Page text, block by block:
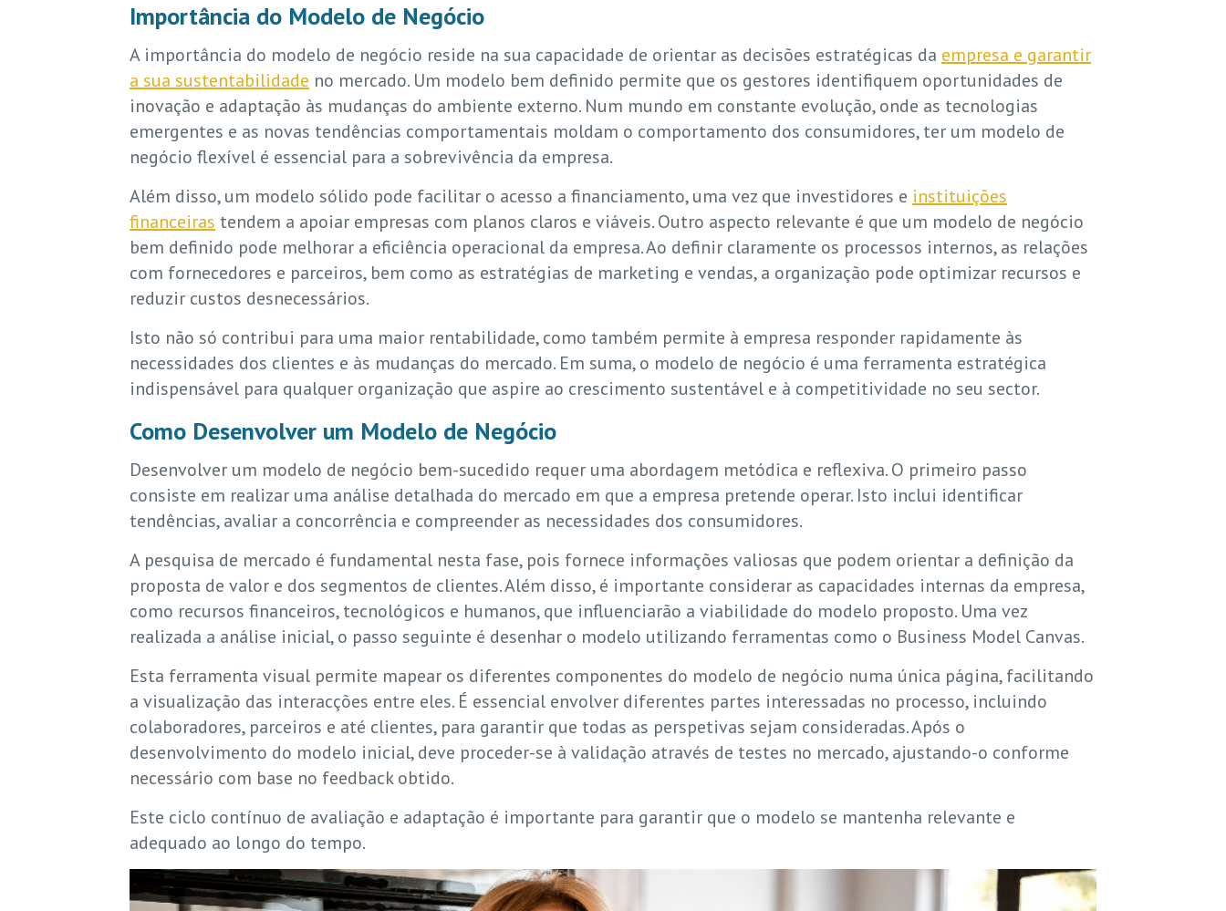
Importância do Modelo de Negócio
A importância do modelo de negócio reside na sua capacidade de orientar as decisões estratégicas da empresa e garantir
a sua sustentabilidade no mercado. Um modelo bem definido permite que os gestores identifiquem oportunidades de
inovação e adaptação às mudanças do ambiente externo. Num mundo em constante evolução, onde as tecnologias
emergentes e as novas tendências comportamentais moldam o comportamento dos consumidores, ter um modelo de
negócio flexível é essencial para a sobrevivência da empresa.
Além disso, um modelo sólido pode facilitar o acesso a financiamento, uma vez que investidores e instituições
financeiras tendem a apoiar empresas com planos claros e viáveis. Outro aspecto relevante é que um modelo de negócio
bem definido pode melhorar a eficiência operacional da empresa. Ao definir claramente os processos internos, as relações
com fornecedores e parceiros, bem como as estratégias de marketing e vendas, a organização pode optimizar recursos e
reduzir custos desnecessários.
Isto não só contribui para uma maior rentabilidade, como também permite à empresa responder rapidamente às
necessidades dos clientes e às mudanças do mercado. Em suma, o modelo de negócio é uma ferramenta estratégica
indispensável para qualquer organização que aspire ao crescimento sustentável e à competitividade no seu sector.
Como Desenvolver um Modelo de Negócio
Desenvolver um modelo de negócio bem-sucedido requer uma abordagem metódica e reflexiva. O primeiro passo
consiste em realizar uma análise detalhada do mercado em que a empresa pretende operar. Isto inclui identificar
tendências, avaliar a concorrência e compreender as necessidades dos consumidores.
A pesquisa de mercado é fundamental nesta fase, pois fornece informações valiosas que podem orientar a definição da
proposta de valor e dos segmentos de clientes. Além disso, é importante considerar as capacidades internas da empresa,
como recursos financeiros, tecnológicos e humanos, que influenciarão a viabilidade do modelo proposto. Uma vez
realizada a análise inicial, o passo seguinte é desenhar o modelo utilizando ferramentas como o Business Model Canvas.
Esta ferramenta visual permite mapear os diferentes componentes do modelo de negócio numa única página, facilitando
a visualização das interacções entre eles. É essencial envolver diferentes partes interessadas no processo, incluindo
colaboradores, parceiros e até clientes, para garantir que todas as perspetivas sejam consideradas. Após o
desenvolvimento do modelo inicial, deve proceder-se à validação através de testes no mercado, ajustando-o conforme
necessário com base no feedback obtido.
Este ciclo contínuo de avaliação e adaptação é importante para garantir que o modelo se mantenha relevante e
adequado ao longo do tempo.